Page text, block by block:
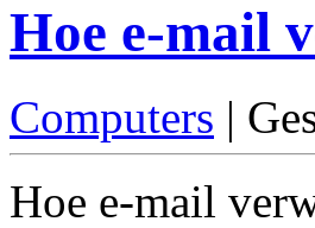
Hoe e-mail
Computers |
Hoe e-mail